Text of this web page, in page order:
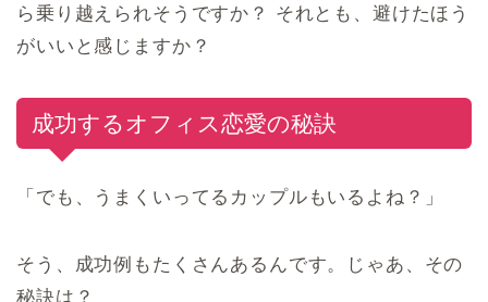
ら乗り越えられそうですか？ それとも、避けたほう
がいいと感じますか？
成功するオフィス恋愛の秘訣
「でも、うまくいってるカップルもいるよね？」
そう、成功例もたくさんあるんです。じゃあ、その
秘訣は？